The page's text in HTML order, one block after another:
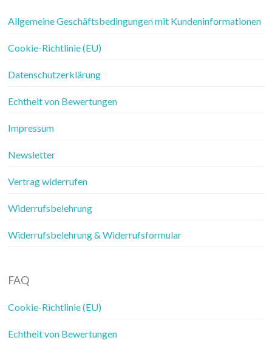
Allgemeine Geschäftsbedingungen mit Kundeninformationen
Cookie-Richtlinie (EU)
Datenschutzerklärung
Echtheit von Bewertungen
Impressum
Newsletter
Vertrag widerrufen
Widerrufsbelehrung
Widerrufsbelehrung & Widerrufsformular
FAQ
Cookie-Richtlinie (EU)
Echtheit von Bewertungen